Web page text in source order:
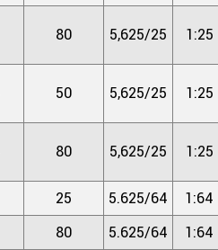
80 5,625/25 1:25
50 5,625/25 1:25
80 5,625/25 1:25
25 5.625/64 1:64
80 5.625/64 1:64